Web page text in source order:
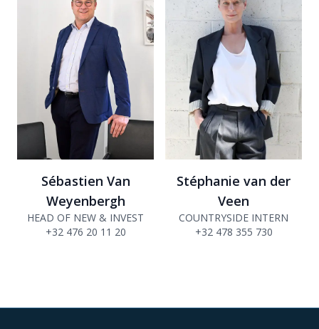
Sébastien Van
Weyenbergh
HEAD OF NEW & INVEST
+32 476 20 11 20
Stéphanie van der
Veen
COUNTRYSIDE INTERN
+32 478 355 730